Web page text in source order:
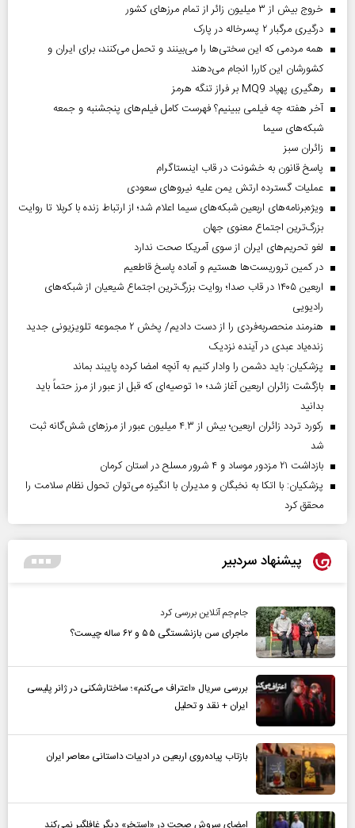
خروج بیش از ۳ میلیون زائر از تمام مرز‌های کشور
درگیری مرگبار ۲ پسرخاله در پارک
همه مردمی که این سختی‌ها را می‌بینند و تحمل می‌کنند، برای ایران و
کشورشان این کاررا انجام می‌دهند
رهگیری پهپاد MQ9 بر فراز تنگه هرمز
آخر هفته چه فیلمی ببینیم؟ فهرست کامل فیلم‌های پنجشنبه و جمعه
شبکه‌های سیما
‌زائران سبز
پاسخ قانون به خشونت در قاب اینستاگرام
عملیات گسترده ارتش یمن علیه نیروهای سعودی
ویژه‌برنامه‌های اربعین شبکه‌های سیما اعلام شد؛ از ارتباط زنده با کربلا تا روایت
بزرگ‌ترین اجتماع معنوی جهان
لغو تحریم‌های ایران از سوی آمریکا صحت ندارد
در کمین تروریست‌ها هستیم و آماده پاسخ قاطعیم
اربعین ۱۴۰۵ در قاب صدا؛ روایت بزرگ‌ترین اجتماع شیعیان از شبکه‌های
رادیویی
هنرمند منحصر‌به‌فردی را از دست دادیم/ پخش ۲ مجموعه تلویزیونی جدید
زنده‌یاد عبدی در آینده نزدیک
پزشکیان: باید دشمن را وادار کنیم به آنچه امضا کرده پایبند بماند
بازگشت زائران اربعین آغاز شد؛ ۱۰ توصیه‌ای که قبل از عبور از مرز حتماً باید
بدانید
رکورد تردد زائران اربعین؛ بیش از ۴.۳ میلیون عبور از مرزهای شش‌گانه ثبت
شد
بازداشت ۲۱ مزدور موساد و ۴ شرور مسلح در استان کرمان
پزشکیان: با اتکا به نخبگان و مدیران با انگیزه می‌توان تحول نظام سلامت را
محقق کرد
پیشنهاد سردبیر
جام‌جم آنلاین بررسی کرد
ماجرای سن بازنشستگی ۵۵ و ۶۲ ساله چیست؟
بررسی سریال «اعتراف می‌کنم»؛ ساختارشکنی در ژانر پلیسی
ایران + نقد و تحلیل
بازتاب پیاده‌روی اربعین در ادبیات داستانی معاصر ایران